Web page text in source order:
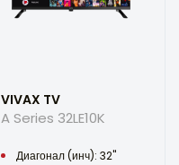
VIVAX TV
A Series 32LE10K
Диагонал (инч): 32"